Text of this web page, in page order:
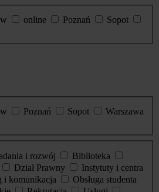
online Poznań
Sopot
Poznań Sopot
Warszawa
i rozwój
Biblioteka
Dział Prawny
Instytuty i centra
i komunikacja
Obsługa studenta